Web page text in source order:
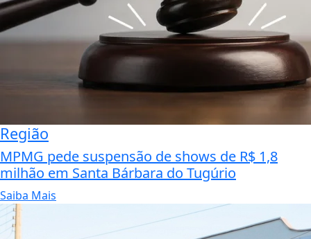
Região
MPMG pede suspensão de shows de R$ 1,8
milhão em Santa Bárbara do Tugúrio
Saiba Mais